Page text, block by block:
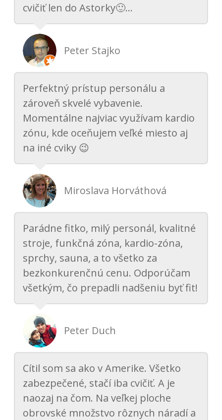
cvičiť len do Astorky🙂...
Peter Stajko
Perfektný prístup personálu a
zároveň skvelé vybavenie.
Momentálne najviac využívam kardio
zónu, kde oceňujem veľké miesto aj
na iné cviky 😉
Miroslava Horváthová
Parádne fitko, milý personál, kvalitné
stroje, funkčná zóna, kardio-zóna,
sprchy, sauna, a to všetko za
bezkonkurenčnú cenu. Odporúčam
všetkým, čo prepadli nadšeniu byť fit!
Peter Duch
Cítil som sa ako v Amerike. Všetko
zabezpečené, stačí iba cvičiť. A je
naozaj na čom. Na veľkej ploche
obrovské množstvo rôznych náradí a